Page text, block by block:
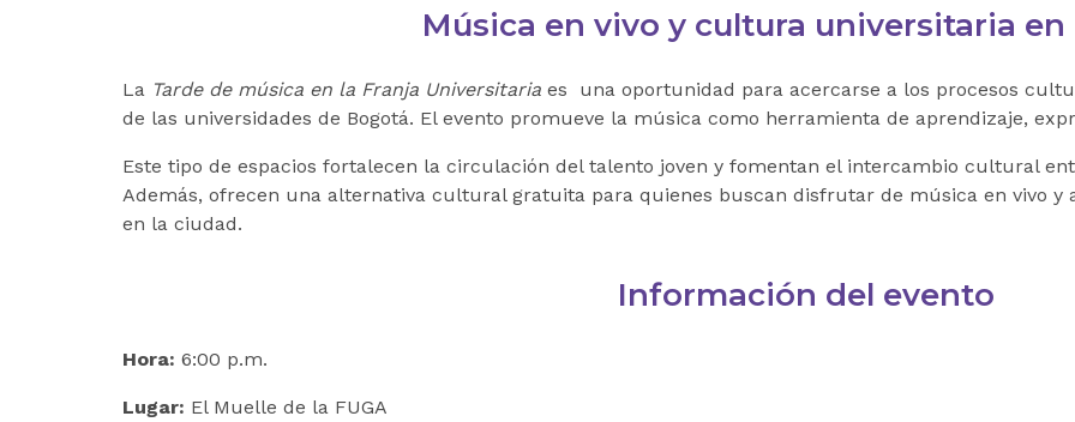
Música en vivo y cultura universitaria en
La Tarde de música en la Franja Universitaria es una oportunidad para acercarse a los procesos
de las universidades de Bogotá. El evento promueve la música como herramienta de aprendizaje,
Este tipo de espacios fortalecen la circulación del talento joven y fomentan el intercambio cultural
Además, ofrecen una alternativa cultural gratuita para quienes buscan disfrutar de música en vivo y
en la ciudad.
Información del evento
Hora: 6:00 p.m.
Lugar: El Muelle de la FUGA